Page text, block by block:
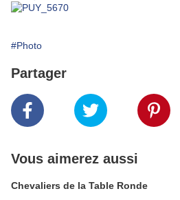
#Photo
Partager
Vous aimerez aussi
Chevaliers de la Table Ronde